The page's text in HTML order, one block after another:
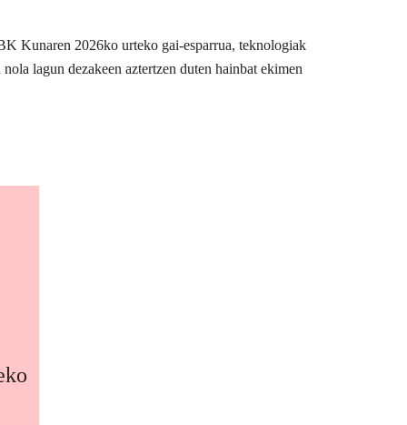
Kunaren 2026ko urteko gai-esparrua, teknologiak
lagun dezakeen aztertzen duten hainbat ekimen